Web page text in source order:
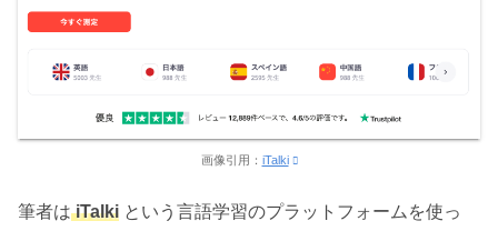
画像引用： iTalki
筆者はiTalki という言語学習のプラットフォームを使っ